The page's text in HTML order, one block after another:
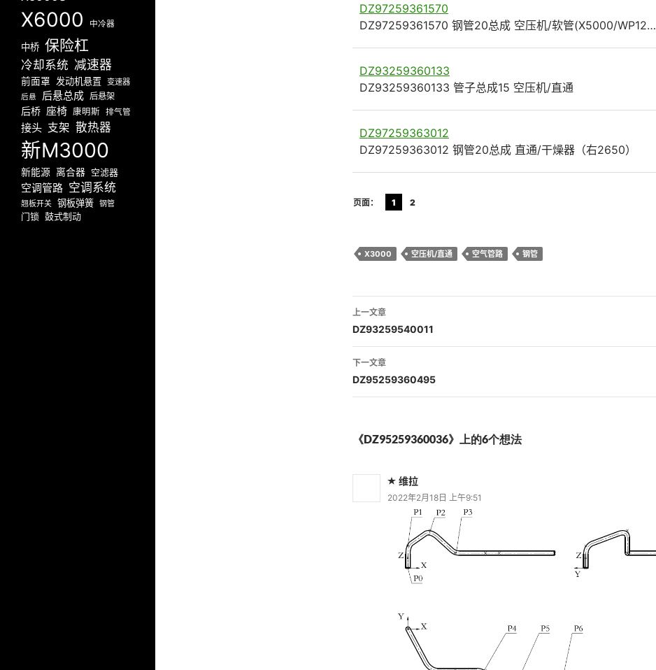
DZ97259361570
DZ97259361570 钢管20总成 空压机/软管(X5000/WP12…
DZ93259360133
DZ93259360133 管子总成15 空压机/直通
DZ97259363012
DZ97259363012 钢管20总成 直通/干燥器（右2650）
页面： 1 2
X3000 空压机/直通 空气管路 钢管
文
章
导
航
上一文章
DZ93259540011
下一文章
DZ95259360495
《DZ95259360036》上的6个想法
维拉
2022年2月18日 上午9:51
X6000 中冷器
中桥 保险杠
冷却系统 减速器
前面罩 发动机悬置 变速器
后悬 后悬总成 后悬架
后桥 座椅 康明斯 排气管
接头 支架 散热器
新M3000
新能源 离合器 空滤器
空调管路 空调系统
翘板开关 钢板弹簧 钢管
门锁 鼓式制动